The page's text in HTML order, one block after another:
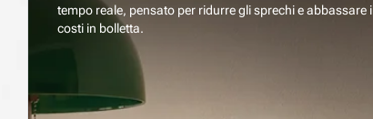
tempo reale, pensato per ridurre gli sprechi e abbassare i
costi in bolletta.